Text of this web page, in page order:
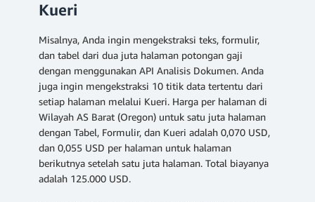
Kueri
Misalnya, Anda ingin mengekstraksi teks, formulir,
dan tabel dari dua juta halaman potongan gaji
dengan menggunakan API Analisis Dokumen. Anda
juga ingin mengekstraksi 10 titik data tertentu dari
setiap halaman melalui Kueri. Harga per halaman di
Wilayah AS Barat (Oregon) untuk satu juta halaman
dengan Tabel, Formulir, dan Kueri adalah 0,070 USD,
dan 0,055 USD per halaman untuk halaman
berikutnya setelah satu juta halaman. Total biayanya
adalah 125.000 USD.